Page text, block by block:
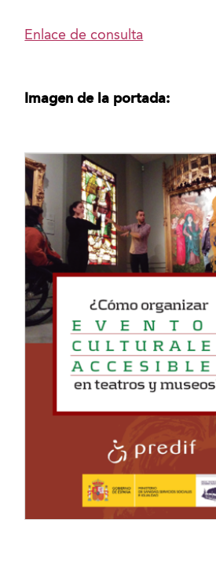
Enlace de consulta
Imagen de la portada: